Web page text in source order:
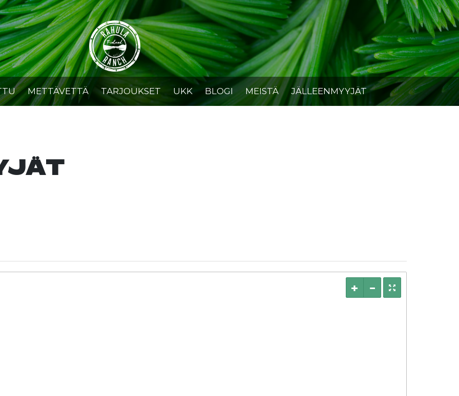
METTÄVETTÄ TARJOUKSET UKK BLOGI MEISTÄ JÄLLEENMYYJÄT